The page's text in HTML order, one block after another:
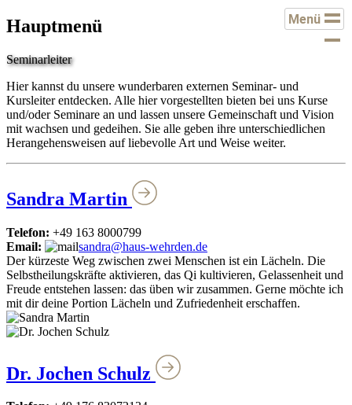
Hauptmenü
Seminarleiter
Hier kannst du unsere wunderbaren externen Seminar- und
Kursleiter entdecken. Alle hier vorgestellten bieten bei uns Kurse
und/oder Seminare an und lassen unsere Gemeinschaft und Vision
mit wachsen und gedeihen. Sie alle geben ihre unterschiedlichen
Herangehensweisen auf liebevolle Art und Weise weiter.
Sandra Martin
Telefon: +49 163 8000799
Email:
sandra@haus-wehrden.de
Der kürzeste Weg zwischen zwei Menschen ist ein Lächeln. Die
Selbstheilungskräfte aktivieren, das Qi kultivieren, Gelassenheit und
Freude entstehen lassen: das üben wir zusammen. Gerne möchte ich
mit dir deine Portion Lächeln und Zufriedenheit erschaffen.
Dr. Jochen Schulz
Menü